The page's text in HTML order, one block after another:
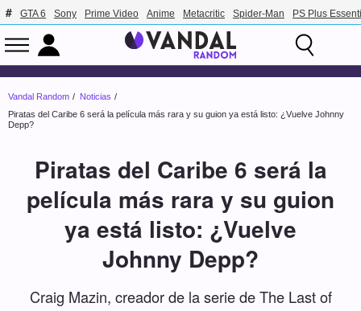
GTA 6 Sony Prime Video Anime Metacritic Spider-Man PS Plus
Vandal Random
Noticias
Piratas del Caribe 6 será la película más rara y su guion ya está listo: ¿Vuelve Johnny
Depp?
Piratas del Caribe 6 será la
película más rara y su guion
ya está listo: ¿Vuelve
Johnny Depp?
Craig Mazin, creador de la serie de The Last of